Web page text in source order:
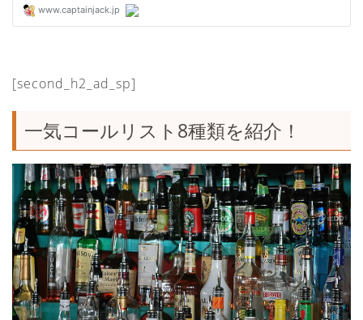
[second_h2_ad_sp]
一気コールリスト8種類を紹介！